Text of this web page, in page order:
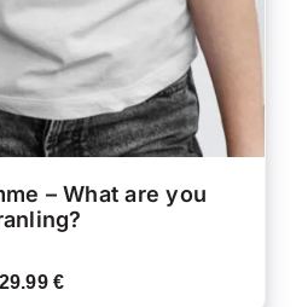
PEUVENT
CHOISIES
LA
PAGE
DU
– What are you
29.99€